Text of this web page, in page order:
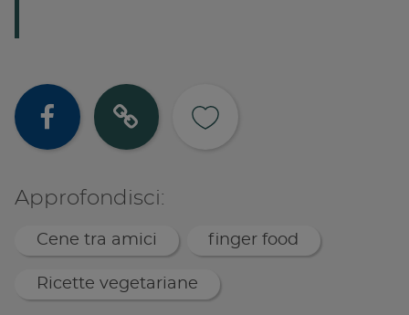
Condividi
Copia
Approfondisci:
Cene tra amici finger food
Ricette vegetariane